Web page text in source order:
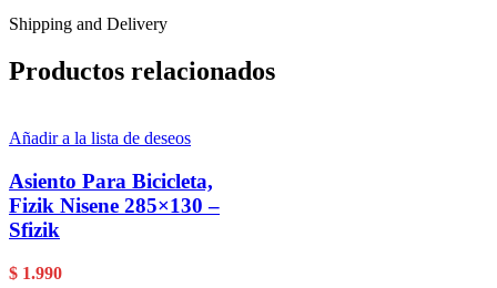
Shipping and Delivery
Productos relacionados
Añadir a la lista de deseos
Asiento Para Bicicleta,
Fizik Nisene 285×130 –
Sfizik
$ 1.990